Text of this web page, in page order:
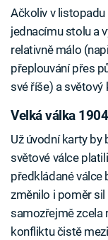
Ačkoliv v listopadu
jednacímu stolu a
relativně málo
přeplouvání přes
své říše) a
Velká válka
Už úvodní karty by
světové válce
předkládané válce
změnilo i poměr
samozřejmě zcela
konfliktu čistě